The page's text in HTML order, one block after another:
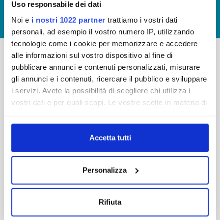
Uso responsabile dei dati
Noi e i nostri 1022 partner trattiamo i vostri dati
personali, ad esempio il vostro numero IP, utilizzando
tecnologie come i cookie per memorizzare e accedere
alle informazioni sul vostro dispositivo al fine di
pubblicare annunci e contenuti personalizzati, misurare
gli annunci e i contenuti, ricercare il pubblico e sviluppare
i servizi. Avete la possibilità di scegliere chi utilizza i
vostri dati e per quali scopi. Le vostre scelte in materia di
in cui avete effettuato le vostre scelte. È possibile
modificare o revocare il proprio consenso in qualsiasi
momento dalla Dichiarazione sui cookie o facendo clic
Con il tuo consenso, vorremmo anche:
raccogliere informazioni sulla tua posizione
Accetta tutti
Personalizza
Rifiuta
LAVORA CON NOI
Publiacqua S.p.A
Via Villamagna 90/c -
50126 Fi
Tel. +39 055688903
Reg Imprese Firenze
-
FAQ
PRIVACY POLICY
COOKIE
WHISTLEBLOWING
CREDITS